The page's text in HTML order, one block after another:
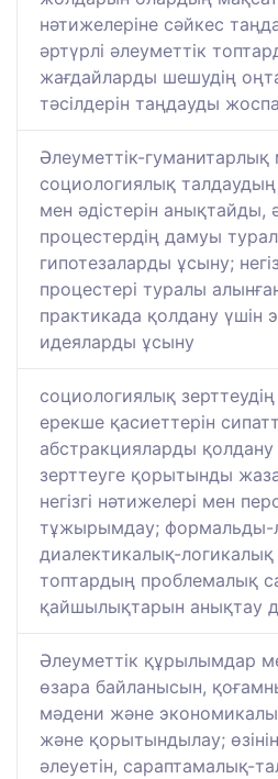
нәтижелеріне сәйкес
әртүрлі әлеуметтік
жағдайларды шешудің
тәсілдерін таңдауды
Әлеуметтік-гуманитарлық
социологиялық талдаудың
мен әдістерін анықтайды,
процестердің дамуы
гипотезаларды ұсыну;
процестері туралы
практикада қолдану үшін
идеяларды ұсыну
социологиялық
ерекше қасиеттерін
абстракцияларды
зерттеуге қорытынды
негізгі нәтижелері мен
тұжырымдау; формальды-
диалектикалық-логикалық
топтардың проблемалық
қайшылықтарын анықтау
Әлеуметтік құрылымдар
өзара байланысын,
мәдени және
және қорытындылау;
әлеуетін, сараптамалық-